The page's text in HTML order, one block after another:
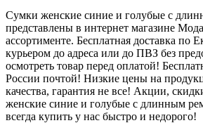
Сумки женские синие и голубые с
представлены в интернет магазине
ассортименте. Бесплатная доставка по
курьером до адреса или до ПВЗ без
осмотреть товар перед оплатой!
России почтой! Низкие цены на
качества, гарантия не все! Акции,
женские синие и голубые с длинным
всегда купить у нас быстро и недорого!